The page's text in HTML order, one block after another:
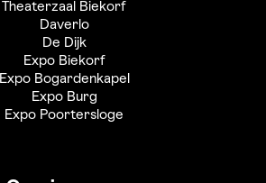
Theaterzaal Biekorf
Daverlo
De Dijk
Expo Biekorf
Expo Bogardenkapel
Expo Burg
Expo Poortersloge